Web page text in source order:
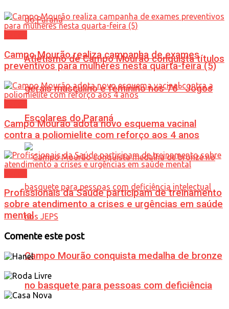
Atletismo de Campo Mourão conquista títulos
gerais masculino e feminino nos 76º Jogos
Escolares do Paraná
Campo Mourão conquista medalha de bronze
no basquete para pessoas com deficiência
Campo Mourão realiza campanha de exames
preventivos para mulheres nesta quarta-feira (5)
Campo Mourão adota novo esquema vacinal
contra a poliomielite com reforço aos 4 anos
Profissionais da Saúde participam de treinamento
sobre atendimento a crises e urgências em saúde
mental
Comente este post